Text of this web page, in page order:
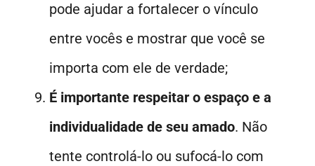
pode ajudar a fortalecer o vínculo
entre vocês e mostrar que você se
importa com ele de verdade;
É importante respeitar o espaço e a
individualidade de seu amado. Não
tente controlá-lo ou sufocá-lo com